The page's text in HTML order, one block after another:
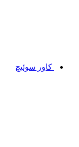
کاور سوئیچ